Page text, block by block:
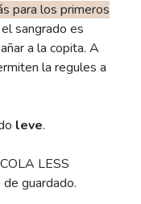
para los primeros
sangrado es
a la copita. A
la regules a
leve.
LESS
guardado.